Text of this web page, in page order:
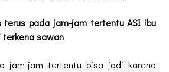
terus pada jam-jam tertentu ASI ibu
sawan
jam-jam tertentu bisa jadi karena